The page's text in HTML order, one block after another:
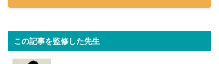
この記事を監修した先生